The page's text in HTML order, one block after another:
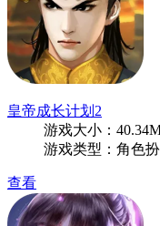
皇帝成长计划2
游戏大小：
游戏类型：角色
查看